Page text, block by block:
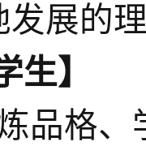
发展的
生】
品格